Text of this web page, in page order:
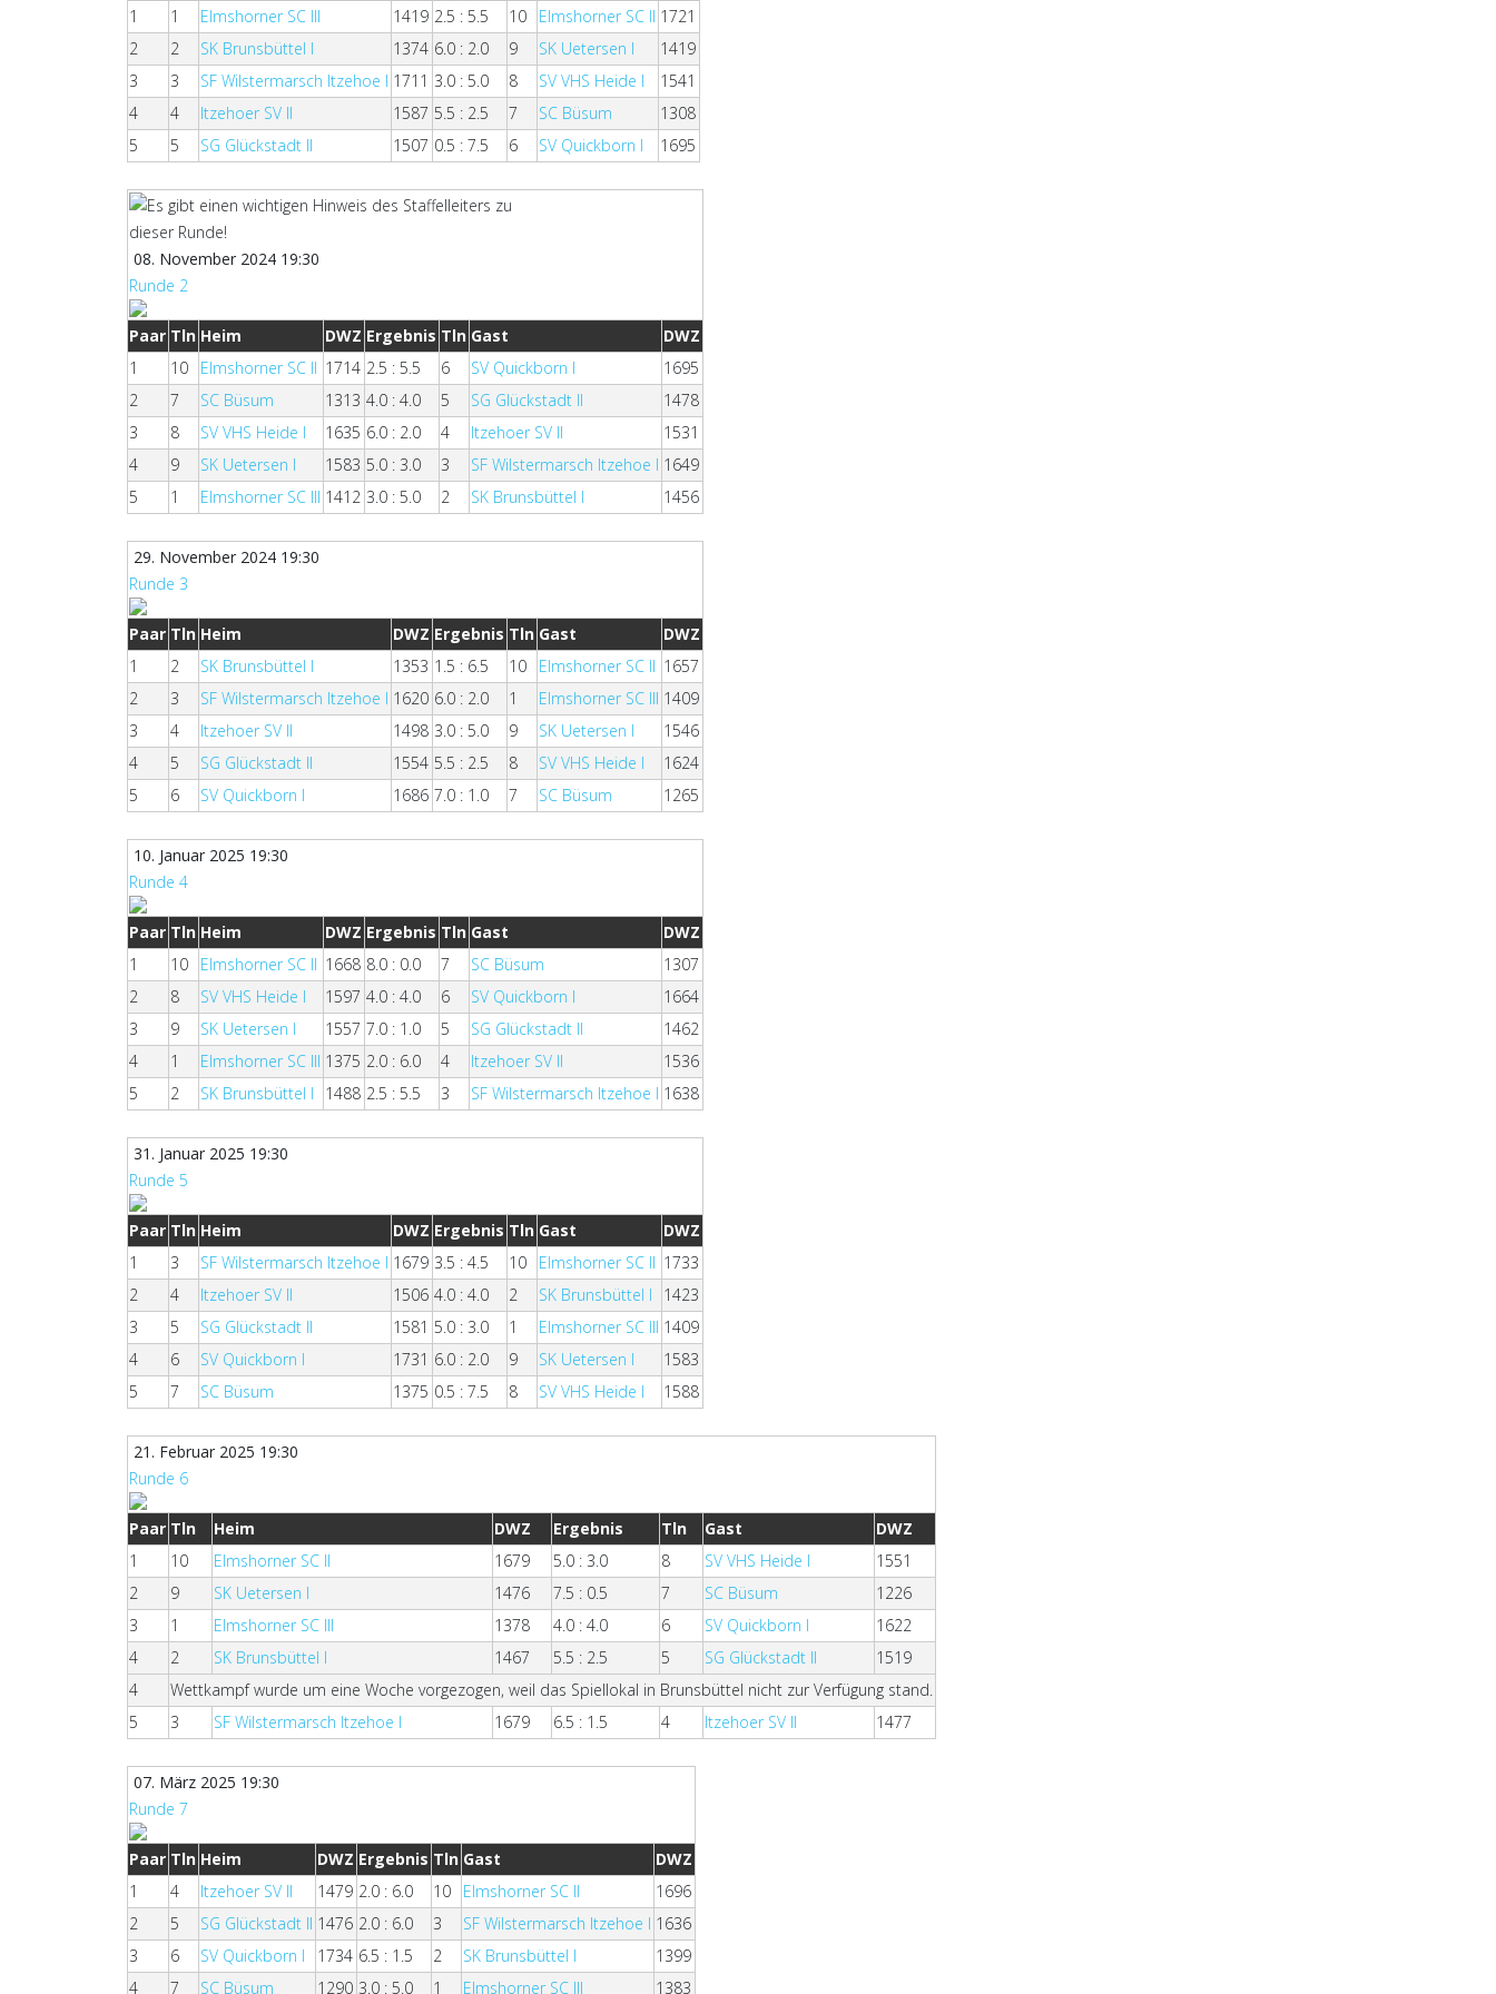
1
1 Elmshorner SC III 1419 2.5 : 5.5 10 Elmshorner SC II 1721
2
2 SK Brunsbüttel I 1374 6.0 : 2.0 9 SK Uetersen I
1419
3
3 SF Wilstermarsch Itzehoe I 1711 3.0 : 5.0 8 SV VHS Heide I
1541
4
4 Itzehoer SV II 1587 5.5 : 2.5 7 SC Büsum
1308
5
5 SG Glückstadt II 1507 0.5 : 7.5 6 SV Quickborn I 1695
08. November 2024 19:30
Runde 2
Paar Tln Heim DWZ Ergebnis Tln Gast
DWZ
1
10 Elmshorner SC II 1714 2.5 : 5.5 6 SV Quickborn I
1695
2
7 SC Büsum 1313 4.0 : 4.0 5 SG Glückstadt II
1478
3
8 SV VHS Heide I 1635 6.0 : 2.0 4 Itzehoer SV II
1531
4
9 SK Uetersen I 1583 5.0 : 3.0 3 SF Wilstermarsch Itzehoe I 1649
5
1 Elmshorner SC III 1412 3.0 : 5.0 2 SK Brunsbüttel I 1456
29. November 2024 19:30
Runde 3
Paar Tln Heim DWZ Ergebnis Tln Gast
DWZ
1
2 SK Brunsbüttel I 1353 1.5 : 6.5 10 Elmshorner SC II 1657
2
3 SF Wilstermarsch Itzehoe I 1620 6.0 : 2.0 1 Elmshorner SC III 1409
3
4 Itzehoer SV II 1498 3.0 : 5.0 9 SK Uetersen I
1546
4
5 SG Glückstadt II 1554 5.5 : 2.5 8 SV VHS Heide I
1624
5
6 SV Quickborn I 1686 7.0 : 1.0 7 SC Büsum 1265
10. Januar 2025 19:30
Runde 4
Paar Tln Heim DWZ Ergebnis Tln Gast
DWZ
1
10 Elmshorner SC II 1668 8.0 : 0.0 7 SC Büsum
1307
2
8 SV VHS Heide I 1597 4.0 : 4.0 6 SV Quickborn I
1664
3
9 SK Uetersen I 1557 7.0 : 1.0 5 SG Glückstadt II
1462
4
1 Elmshorner SC III 1375 2.0 : 6.0 4 Itzehoer SV II
1536
5
2 SK Brunsbüttel I 1488 2.5 : 5.5 3 SF Wilstermarsch Itzehoe I 1638
31. Januar 2025 19:30
Runde 5
Paar Tln Heim DWZ Ergebnis Tln Gast
DWZ
1
3 SF Wilstermarsch Itzehoe I 1679 3.5 : 4.5 10 Elmshorner SC II 1733
2
4 Itzehoer SV II 1506 4.0 : 4.0 2 SK Brunsbüttel I
1423
3
5 SG Glückstadt II 1581 5.0 : 3.0 1 Elmshorner SC III 1409
4
6 SV Quickborn I 1731 6.0 : 2.0 9 SK Uetersen I
1583
5
7 SC Büsum 1375 0.5 : 7.5 8 SV VHS Heide I 1588
21. Februar 2025 19:30
Runde 6
Paar Tln Heim DWZ Ergebnis Tln Gast
DWZ
1
10 Elmshorner SC II 1679 5.0 : 3.0 8 SV VHS Heide I
1551
2
9 SK Uetersen I 1476 7.5 : 0.5 7 SC Büsum
1226
3
1 Elmshorner SC III 1378 4.0 : 4.0 6 SV Quickborn I
1622
4
2 SK Brunsbüttel I 1467 5.5 : 2.5 5 SG Glückstadt II
1519
4
Wettkampf wurde um eine Woche vorgezogen, weil das Spiellokal in Brunsbüttel nicht zur Verfügung stand.
5
3 SF Wilstermarsch Itzehoe I 1679 6.5 : 1.5 4 Itzehoer SV II 1477
07. März 2025 19:30
Runde 7
Paar Tln Heim DWZ Ergebnis Tln Gast
DWZ
1
4 Itzehoer SV II 1479 2.0 : 6.0 10 Elmshorner SC II
1696
2
5 SG Glückstadt II 1476 2.0 : 6.0 3 SF Wilstermarsch Itzehoe I 1636
3
6 SV Quickborn I 1734 6.5 : 1.5 2 SK Brunsbüttel I
1399
4
7 SC Büsum 1290 3.0 : 5.0 1 Elmshorner SC III 1383